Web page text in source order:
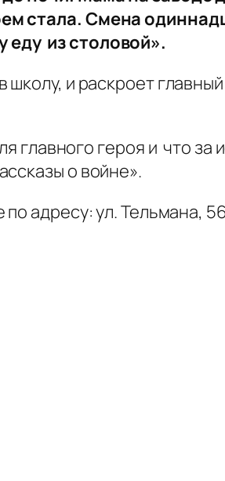
стала. Смена
еду из столовой».
и раскроет
главного героя и что
о войне».
адресу: ул. Тельмана,